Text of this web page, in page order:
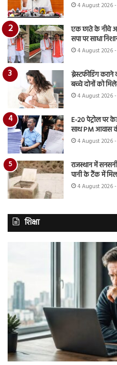
4 August 2026
एक छाते के नीचे
सपा पर साधा
4 August 2026 -
ब्रेस्टफीडिंग
बच्चे दोनों को
4 August 2026
E-20 पेट्रोल पर
साथ PM आवास
4 August 2026
राजस्थान में
पानी के टैंक में
4 August 2026
शिक्षा